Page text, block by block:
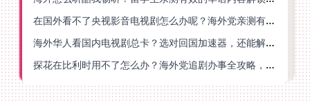
在国外看不了央视影音电视剧怎么办呢？海外党亲测有效的回国加速方案
海外华人看国内电视剧总卡？选对回国加速器，还能解决菲律宾打不开反诈中心的问题
探花在比利时用不了怎么办？海外党追剧办事全攻略，选对加速器就够了